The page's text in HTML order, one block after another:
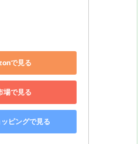
で見る
場で見る
ピングで見る